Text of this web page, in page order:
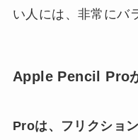
い人には、非常にバ
Apple Pencil Pro
Proは、フリクショ